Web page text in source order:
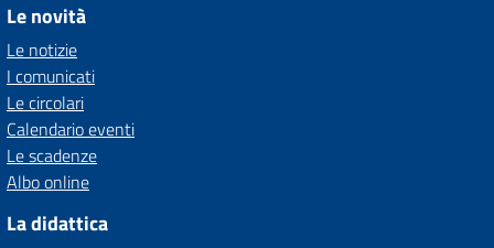
Le novità
Le notizie
I comunicati
Le circolari
Calendario eventi
Le scadenze
Albo online
La didattica